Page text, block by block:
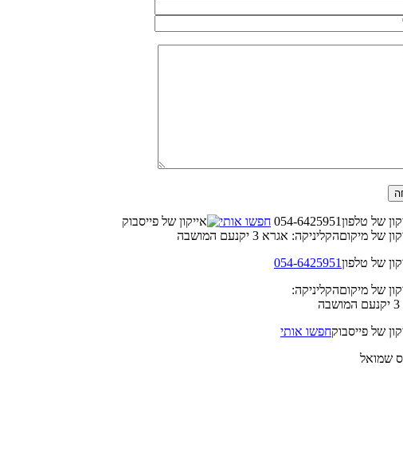
054-6425951 חפשו אותי
הקליניקה: אגרא 3 יקנעם המושבה
054-6425951
הקליניקה:
חפשו אותי